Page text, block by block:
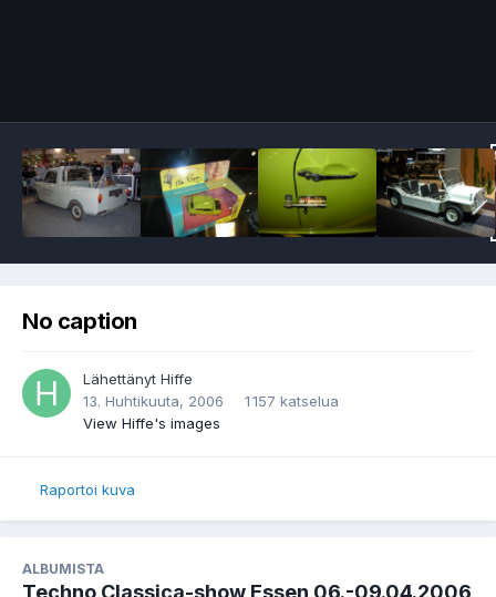
No caption
Lähettänyt Hiffe
13. Huhtikuuta, 2006
1 157 katselua
View Hiffe's images
Raportoi kuva
ALBUMISTA
Techno Classica-show Essen 06.-09.04.2006